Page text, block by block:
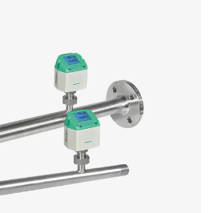
gir kontinuerlig sporing og
som trykk, temperatur og
å vise systemytelsen visuelt over
å overvåke forhold, identifisere
problemer før de eskalerer. Disse
som krever presis overvåking av
forskrifter, inkludert produksjon,
næringsmiddelproduksjon.